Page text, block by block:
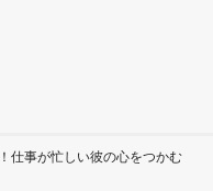
仕事が忙しい彼の心をつかむ